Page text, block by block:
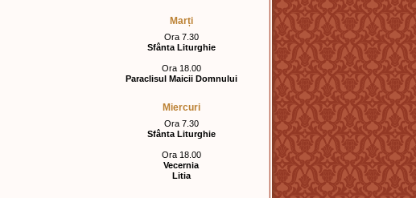
Marți
Ora 7.30
Sfânta Liturghie
Ora 18.00
Paraclisul Maicii Domnului
Miercuri
Ora 7.30
Sfânta Liturghie
Ora 18.00
Vecernia
Litia